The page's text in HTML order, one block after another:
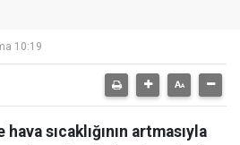
10:19
sıcaklığının artmasıyla